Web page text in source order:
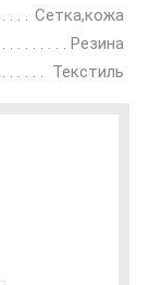
Сетка,кожа
Резина
Текстиль